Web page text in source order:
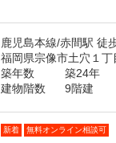
鹿児島本線/赤間駅 徒
福岡県宗像市土穴１丁
築年数
築24年
建物階数
9階建
新着 無料オンライン相談可